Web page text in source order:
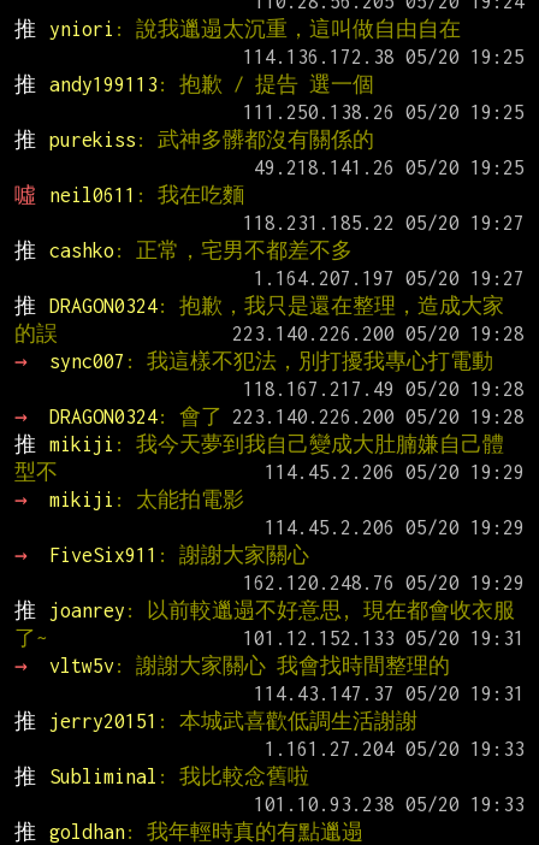
推
yniori : 說我邋遢太沉重，這叫做自由自在
推
andy199113 : 抱歉 / 提告 選一個
推
purekiss : 武神多髒都沒有關係的
噓
neil0611 : 我在吃麵
推
cashko : 正常，宅男不都差不多
推
DRAGON0324: 抱歉，我只是還在整理，造成大家
的誤
→
sync007 : 我這樣不犯法，別打擾我專心打電動
→
DRAGON0324: 會了
推
mikiji : 我今天夢到我自己變成大肚腩嫌自己體
型不
→
mikiji : 太能拍電影
→
FiveSix911 : 謝謝大家關心
推
joanrey : 以前較邋遢不好意思, 現在都會收衣服
了~
→
vltw5v : 謝謝大家關心 我會找時間整理的
推
jerry20151 : 本城武喜歡低調生活謝謝
推
Subliminal : 我比較念舊啦
推
goldhan: 我年輕時真的有點邋遢